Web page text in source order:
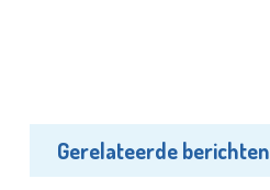
Gerelateerde berichten